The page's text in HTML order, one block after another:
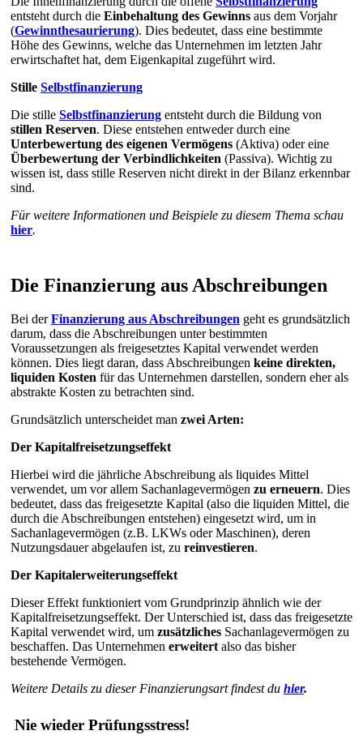
entsteht durch die Einbehaltung des Gewinns aus dem Vorjahr
(Gewinnthesaurierung). Dies bedeutet, dass eine bestimmte
Höhe des Gewinns, welche das Unternehmen im letzten Jahr
erwirtschaftet hat, dem Eigenkapital zugeführt wird.
Stille Selbstfinanzierung
Die stille Selbstfinanzierung entsteht durch die Bildung von
stillen Reserven. Diese entstehen entweder durch eine
Unterbewertung des eigenen Vermögens (Aktiva) oder eine
Überbewertung der Verbindlichkeiten (Passiva). Wichtig zu
wissen ist, dass stille Reserven nicht direkt in der Bilanz erkennbar
sind.
Für weitere Informationen und Beispiele zu diesem Thema schau
hier.
Die Finanzierung aus Abschreibungen
Bei der Finanzierung aus Abschreibungen geht es grundsätzlich
darum, dass die Abschreibungen unter bestimmten
Voraussetzungen als freigesetztes Kapital verwendet werden
können. Dies liegt daran, dass Abschreibungen keine direkten,
liquiden Kosten für das Unternehmen darstellen, sondern eher als
abstrakte Kosten zu betrachten sind.
Grundsätzlich unterscheidet man zwei Arten:
Der Kapitalfreisetzungseffekt
Hierbei wird die jährliche Abschreibung als liquides Mittel
verwendet, um vor allem Sachanlagevermögen zu erneuern. Dies
bedeutet, dass das freigesetzte Kapital (also die liquiden Mittel, die
durch die Abschreibungen entstehen) eingesetzt wird, um in
Sachanlagevermögen (z.B. LKWs oder Maschinen), deren
Nutzungsdauer abgelaufen ist, zu reinvestieren.
Der Kapitalerweiterungseffekt
Dieser Effekt funktioniert vom Grundprinzip ähnlich wie der
Kapitalfreisetzungseffekt. Der Unterschied ist, dass das freigesetzte
Kapital verwendet wird, um zusätzliches Sachanlagevermögen zu
beschaffen. Das Unternehmen erweitertalso das bisher
bestehende Vermögen.
Weitere Details zu dieser Finanzierungsart findest du hier.
Nie wieder Prüfungsstress!